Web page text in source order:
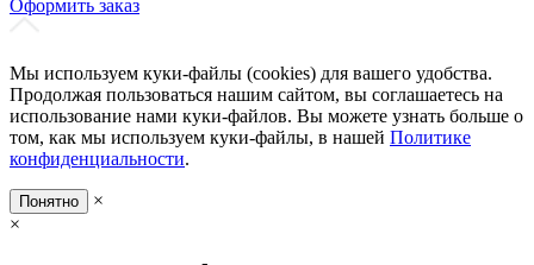
Оформить заказ
Мы используем куки-файлы (cookies) для вашего удобства.
Продолжая пользоваться нашим сайтом, вы соглашаетесь на
использование нами куки-файлов. Вы можете узнать больше о
том, как мы используем куки-файлы, в нашей Политике
конфиденциальности.
Понятно
×
×